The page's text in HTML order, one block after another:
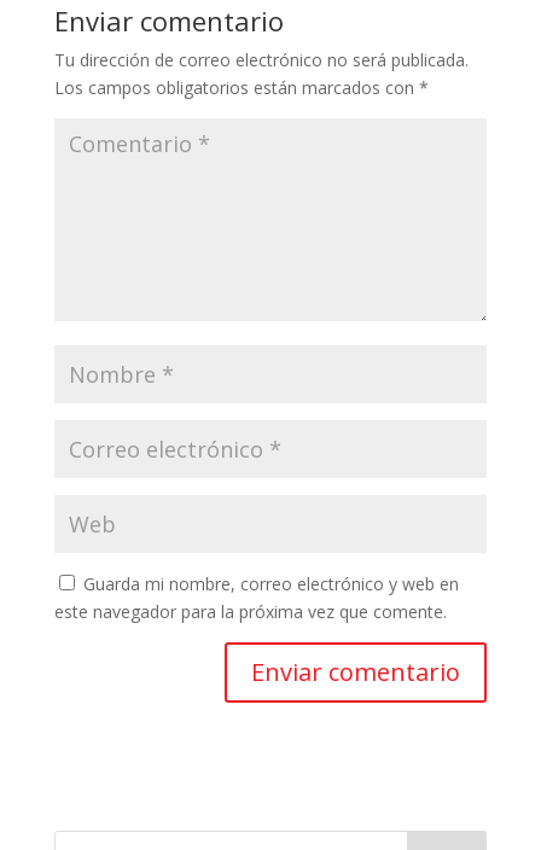
Enviar comentario
Tu dirección de correo electrónico no será publicada.
Los campos obligatorios están marcados con *
Guarda mi nombre, correo electrónico y web en
este navegador para la próxima vez que comente.